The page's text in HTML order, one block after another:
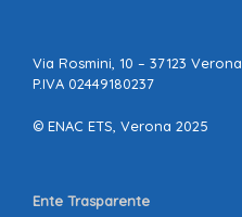
Via Rosmini, 10 – 37123 Verona
P.IVA 02449180237
© ENAC ETS, Verona 2025
Ente Trasparente